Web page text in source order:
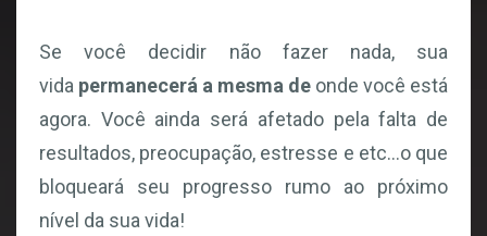
Se você decidir não fazer nada, sua
vida permanecerá a mesma de onde você está
agora. Você ainda será afetado pela falta de
resultados, preocupação, estresse e etc...o que
bloqueará seu progresso rumo ao próximo
nível da sua vida!